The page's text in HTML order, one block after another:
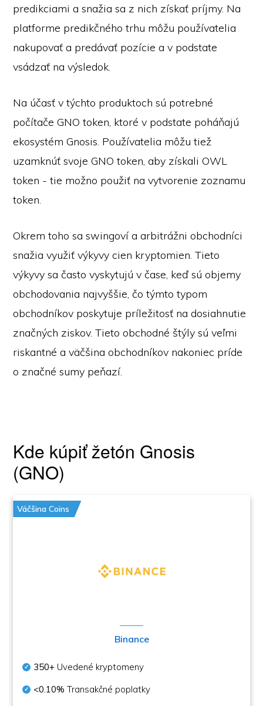
predikciami a snažia sa z nich získať príjmy. Na
platforme predikčného trhu môžu používatelia
nakupovať a predávať pozície a v podstate
vsádzať na výsledok.
Na účasť v týchto produktoch sú potrebné
počítače GNO token, ktoré v podstate poháňajú
ekosystém Gnosis. Používatelia môžu tiež
uzamknúť svoje GNO token, aby získali OWL
token - tie možno použiť na vytvorenie zoznamu
token.
Okrem toho sa swingoví a arbitrážni obchodníci
snažia využiť výkyvy cien kryptomien. Tieto
výkyvy sa často vyskytujú v čase, keď sú objemy
obchodovania najvyššie, čo týmto typom
obchodníkov poskytuje príležitosť na dosiahnutie
značných ziskov. Tieto obchodné štýly sú veľmi
riskantné a väčšina obchodníkov nakoniec príde
o značné sumy peňazí.
Kde kúpiť žetón Gnosis
(GNO)
Väčšina Coins
Binance
350+ Uvedené kryptomeny
<0.10% Transakčné poplatky